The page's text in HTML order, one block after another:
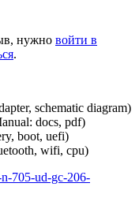
нужно войти в
.
schematic diagram)
docs, pdf)
boot, uefi)
wifi, cpu)
705-ud-gc-206-